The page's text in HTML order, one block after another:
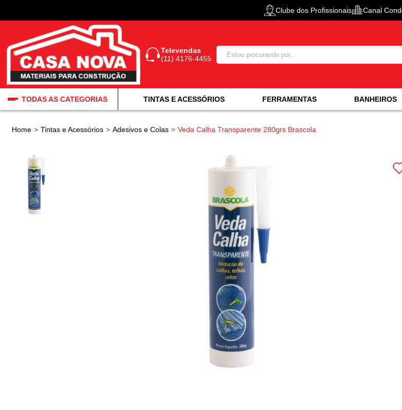
Clube dos Profissionais Canal
Televendas
(11) 4176-4455
TODAS AS CATEGORIAS TINTAS E ACESSÓRIOS FERRAMENTAS BANHEIROS
Home Tintas e Acessórios Adesivos e Colas Veda Calha Transparente 280grs Brascola